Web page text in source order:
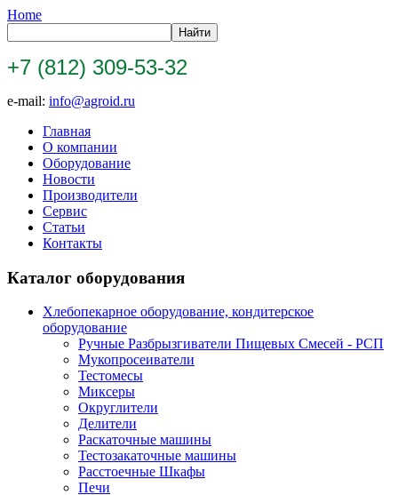
Home
+7 (812) 309-53-32
e-mail: info@agroid.ru
Главная
О компании
Оборудование
Новости
Производители
Сервис
Статьи
Контакты
Каталог оборудования
Хлебопекарное оборудование, кондитерское
оборудование
Ручные Разбрызгиватели Пищевых Смесей - РСП
Мукопросеиватели
Тестомесы
Миксеры
Округлители
Делители
Раскаточные машины
Тестозакаточные машины
Расстоечные Шкафы
Печи